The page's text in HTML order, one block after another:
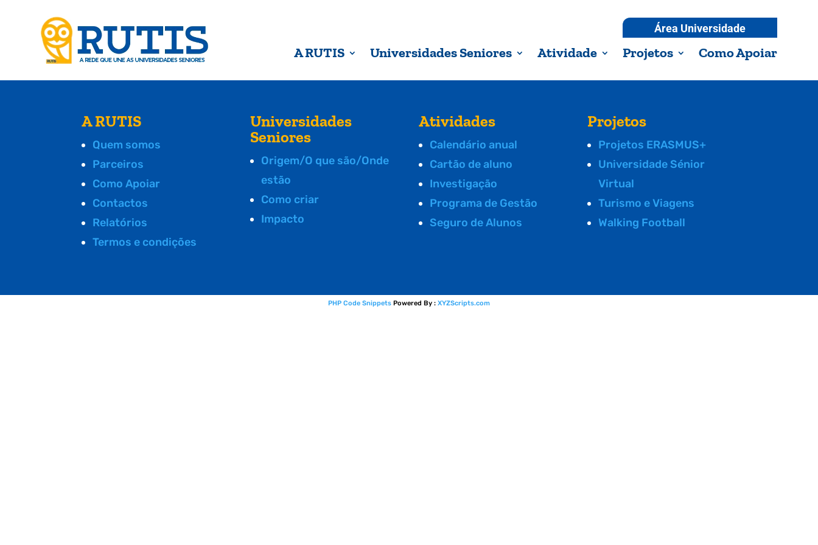
Área Universidade
A RUTIS Universidades Seniores Atividade Projetos Como Apoiar
A RUTIS
Quem somos
Parceiros
Como Apoiar
Contactos
Relatórios
Termos e condições
Universidades
Seniores
Origem/O que são/Onde
estão
Como criar
Impacto
Atividades
Calendário anual
Cartão de aluno
Investigação
Programa de Gestão
Seguro de Alunos
Projetos
Projetos ERASMUS+
Universidade Sénior
Virtual
Turismo e Viagens
Walking Football
PHP Code Snippets Powered By : XYZScripts.com